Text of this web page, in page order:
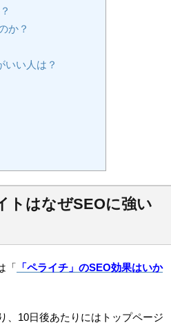
か？
い人は？
トはなぜSEOに強い
「 「ペライチ」のSEO効果はいか
、10日後あたりにはトップページ